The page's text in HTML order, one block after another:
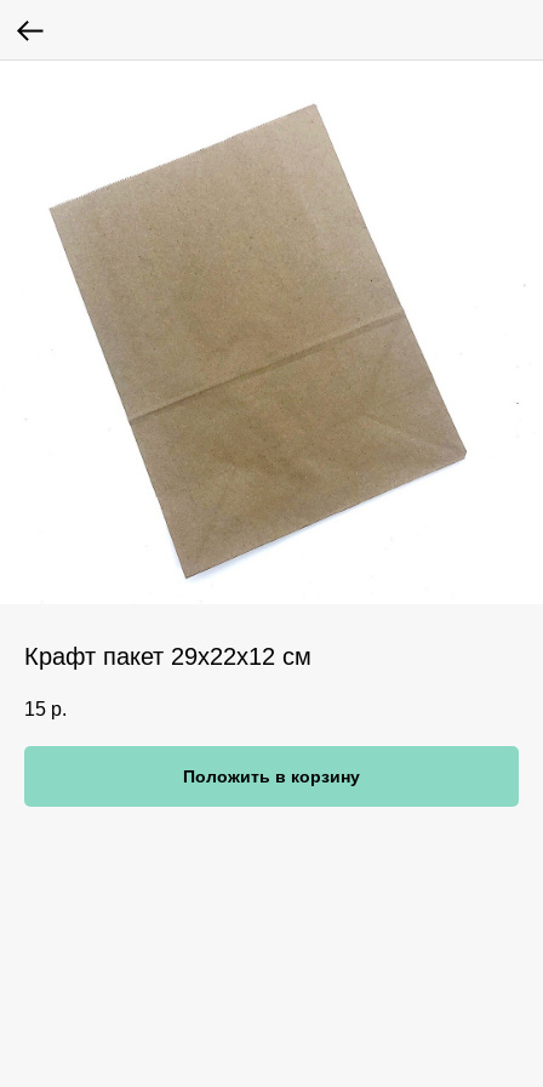
Крафт пакет 29х22х12 см
15 р.
Положить в корзину